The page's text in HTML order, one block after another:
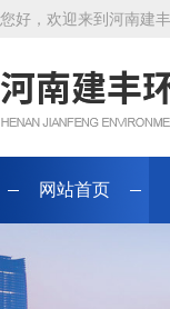
您好，欢迎来到河南建
网站首页